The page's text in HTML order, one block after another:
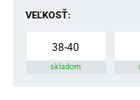
VEĽKOSŤ:
38-40
skladom